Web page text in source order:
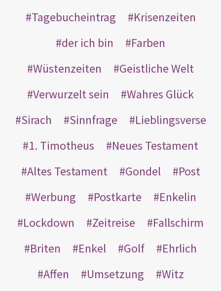
Tagebucheintrag
Krisenzeiten
der ich bin
Farben
Wüstenzeiten
Geistliche Welt
Verwurzelt sein
Wahres Glück
Sirach
Sinnfrage
Lieblingsverse
1. Timotheus
Neues Testament
Altes Testament
Gondel
Post
Werbung
Postkarte
Enkelin
Lockdown
Zeitreise
Fallschirm
Briten
Enkel Golf
Ehrlich
Affen
Umsetzung
Witz